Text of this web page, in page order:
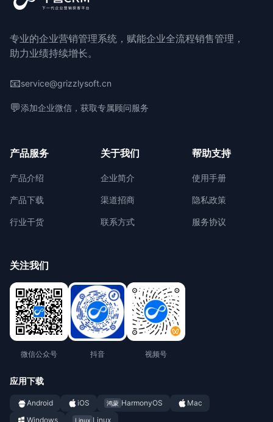
专业的企业营销管理系统，赋能企业全流程销售管理，
助力业绩持续增长。
📧service@grizzlysoft.cn
💬添加企业微信，获取专属顾问服务
产品服务
产品介绍
产品下载
行业干货
关于我们
企业简介
渠道招商
联系方式
帮助支持
使用手册
隐私政策
服务协议
关注我们
微信公众号 抖音 视频号
应用下载
Android iOS 鸿蒙 HarmonyOS
Mac
Windows
Linux Linux